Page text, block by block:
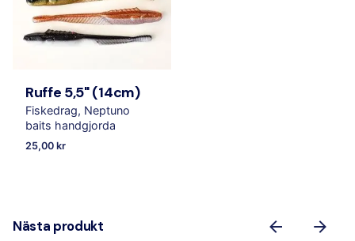
Ruffe 5,5" (14cm)
Fiskedrag Neptuno
baits handgjorda
25,00 kr
Nästa produkt